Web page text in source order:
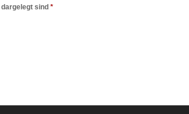
dargelegt sind*